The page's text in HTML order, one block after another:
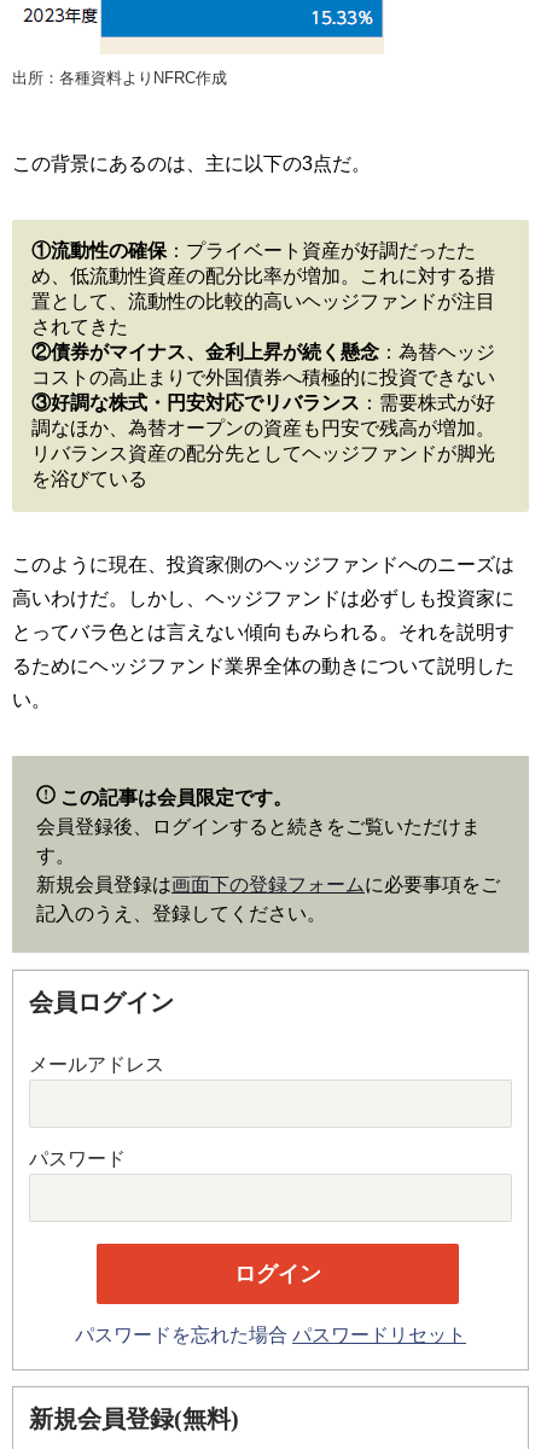
出所：各種資料よりNFRC作成
この背景にあるのは、主に以下の3点だ。
①流動性の確保 ：プライベート資産が好調だったた
め、低流動性資産の配分比率が増加。これに対する措
置として、流動性の比較的高いヘッジファンドが注目
されてきた
②債券がマイナス、金利上昇が続く懸念 ：為替ヘッジ
コストの高止まりで外国債券へ積極的に投資できない
③好調な株式・円安対応でリバランス ：需要株式が好
調なほか、為替オープンの資産も円安で残高が増加。
リバランス資産の配分先としてヘッジファンドが脚光
を浴びている
このように現在、投資家側のヘッジファンドへのニーズは
高いわけだ。しかし、ヘッジファンドは必ずしも投資家に
とってバラ色とは言えない傾向もみられる。それを説明す
るためにヘッジファンド業界全体の動きについて説明した
い。
この記事は会員限定です。
会員登録後、ログインすると続きをご覧いただけま
す。
新規会員登録は画面下の登録フォームに必要事項をご
記入のうえ、登録してください。
会員ログイン
メールアドレス
パスワード
パスワードを忘れた場合 パスワードリセット
新規会員登録(無料)